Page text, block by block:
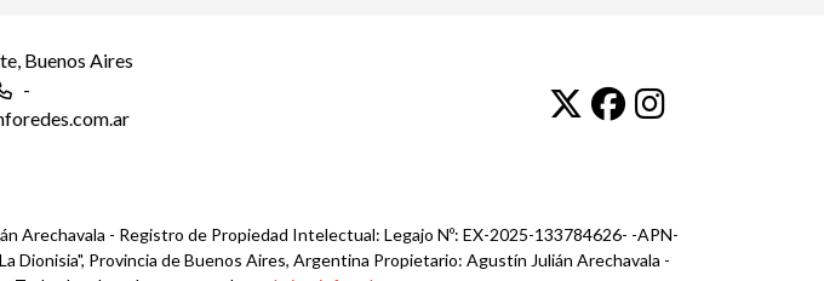
Buenos Aires
-
Arechavala - Registro de Propiedad Intelectual: Legajo Nº: EX-2025-133784626- -APN-
Dionisia", Provincia de Buenos Aires, Argentina Propietario: Agustín Julián Arechavala -